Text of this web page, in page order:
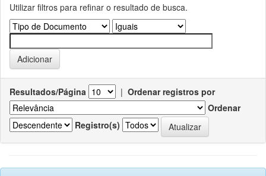
Utilizar filtros para refinar o resultado de busca.
Resultados/Página | Ordenar registros por
Ordenar
Registro(s)